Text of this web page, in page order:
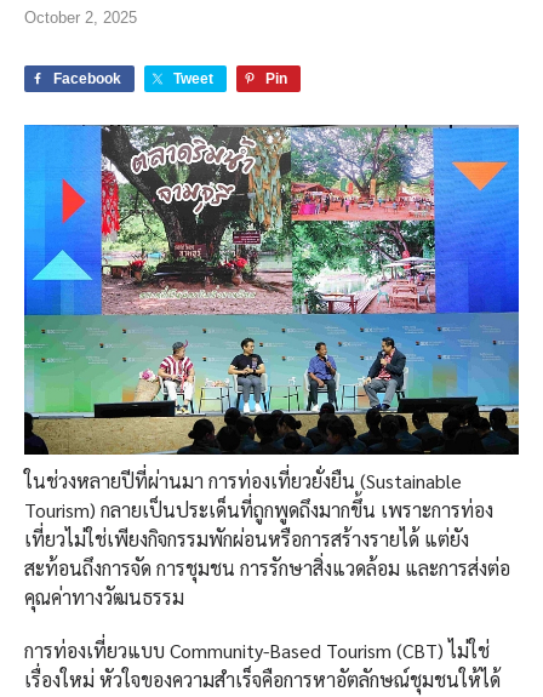
October 2, 2025
Facebook Tweet Pin
ในช่วงหลายปีที่ผ่านมา การท่องเที่ยวยั่งยืน (Sustainable
Tourism) กลายเป็นประเด็นที่ถูกพูดถึงมากขึ้น เพราะการท่อง
เที่ยวไม่ใช่เพียงกิจกรรมพักผ่อนหรือการสร้างรายได้ แต่ยัง
สะท้อนถึงการจัด การชุมชน การรักษาสิ่งแวดล้อม และการส่งต่อ
คุณค่าทางวัฒนธรรม
การท่องเที่ยวแบบ Community-Based Tourism (CBT) ไม่ใช่
เรื่องใหม่ หัวใจของความสำเร็จคือการหาอัตลักษณ์ชุมชนให้ได้